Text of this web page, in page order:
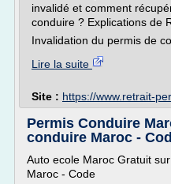
invalidé et comment
conduire ? Explications de
Invalidation du permis de
Lire la suite
Site : https://www.retrait-
Permis Conduire
conduire Maroc -
Auto ecole Maroc Gratuit
Maroc - Code